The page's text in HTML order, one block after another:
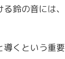
鈴の音には
導くという重